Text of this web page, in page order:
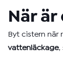
När
Byt cistern när
vattenläckage,